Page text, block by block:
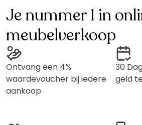
Je nummer 1 in
meubelverkoop
Ontvang een 4%
waardevoucher bij iedere
aankoop
30
geld